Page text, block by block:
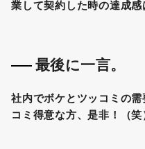
業して契約した時の達成
最後に一言。
社内でボケとツッコミの
コミ得意な方、是非！（笑